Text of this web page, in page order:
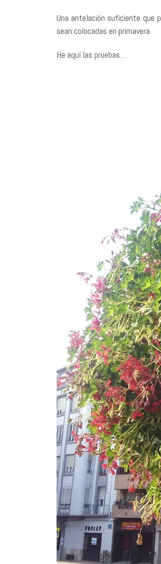
Una antelación suficiente que
sean colocadas en primavera.
He aquí las pruebas…